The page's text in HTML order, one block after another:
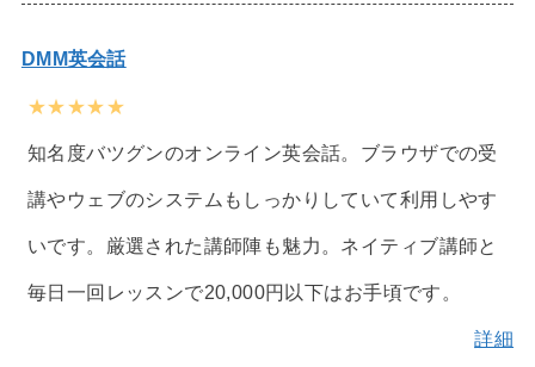
DMM英会話
★★★★★
知名度バツグンのオンライン英会話。ブラウザでの受
講やウェブのシステムもしっかりしていて利用しやす
いです。厳選された講師陣も魅力。ネイティブ講師と
毎日一回レッスンで20,000円以下はお手頃です。
詳細